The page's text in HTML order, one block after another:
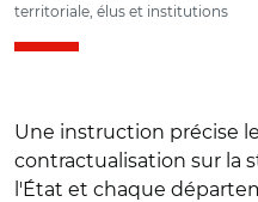
territoriale, élus et institutions
Une instruction précise
contractualisation sur la
l'État et chaque